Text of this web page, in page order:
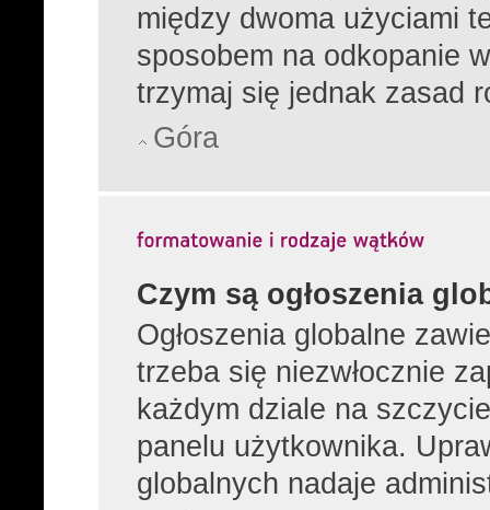
między dwoma użyciami
sposobem na odkopanie
trzymaj się jednak zasad
Góra
Czym są ogłoszenia
Ogłoszenia globalne
trzeba się niezwłocznie
każdym dziale na
panelu użytkownika.
globalnych nadaje